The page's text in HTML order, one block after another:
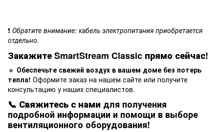
❗ Обратите внимание: кабель электропитания приобретается
отдельно.
Закажите SmartStream Classic прямо сейчас!
🔹 Обеспечьте свежий воздух в вашем доме без потерь
тепла! Оформите заказ на нашем сайте или получите
консультацию у наших специалистов.
📞 Свяжитесь с нами для получения
подробной информации и помощи в выборе
вентиляционного оборудования!